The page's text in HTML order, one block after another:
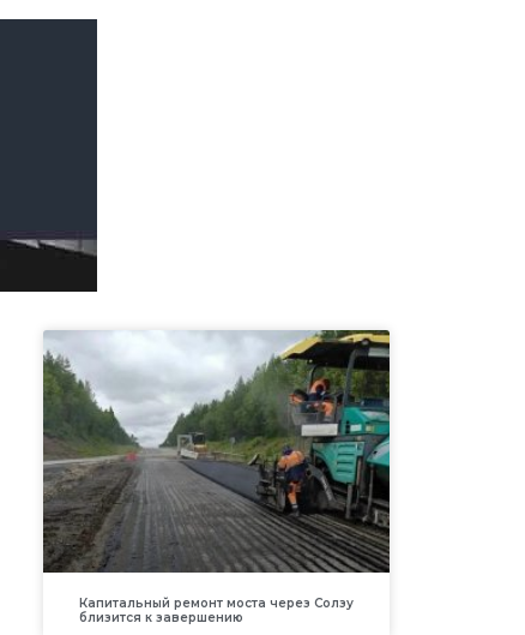
Капитальный ремонт моста через Солзу
близится к завершению